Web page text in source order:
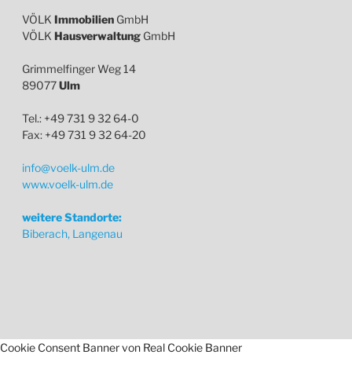
VÖLK Immobilien GmbH
VÖLK Hausverwaltung GmbH
Grimmelfinger Weg 14
89077Ulm
Tel.: +49 731 9 32 64-0
Fax: +49 731 9 32 64-20
info@voelk-ulm.de
www.voelk-ulm.de
weitere Standorte:
Biberach, Langenau
Cookie Consent Banner von Real Cookie Banner